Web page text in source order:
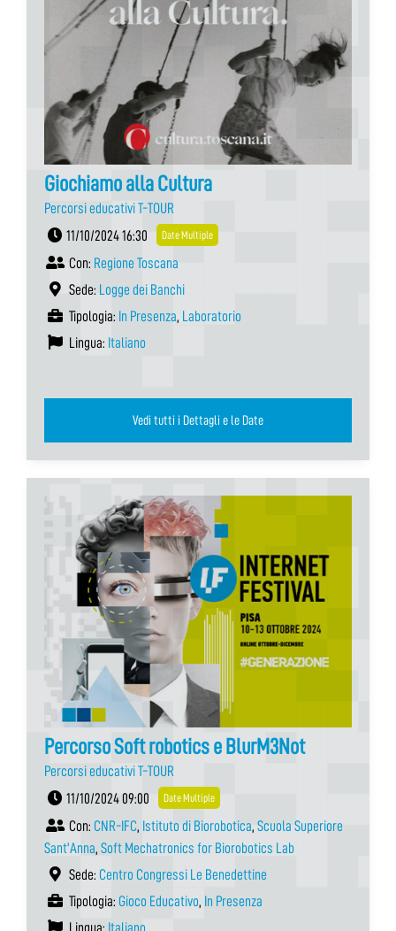
Giochiamo alla Cultura
Percorsi educativi T-TOUR
11/10/2024 16:30
Date Multiple
Con: Regione Toscana
Sede: Logge dei Banchi
Tipologia: In Presenza, Laboratorio
Lingua: Italiano
Vedi tutti i Dettagli e le Date
Percorso Soft robotics e BlurM3Not
Percorsi educativi T-TOUR
11/10/2024 09:00
Date Multiple
Con: CNR-IFC, Istituto di Biorobotica, Scuola Superiore
Sant'Anna, Soft Mechatronics for Biorobotics Lab
Sede: Centro Congressi Le Benedettine
Tipologia: Gioco Educativo, In Presenza
Lingua: Italiano